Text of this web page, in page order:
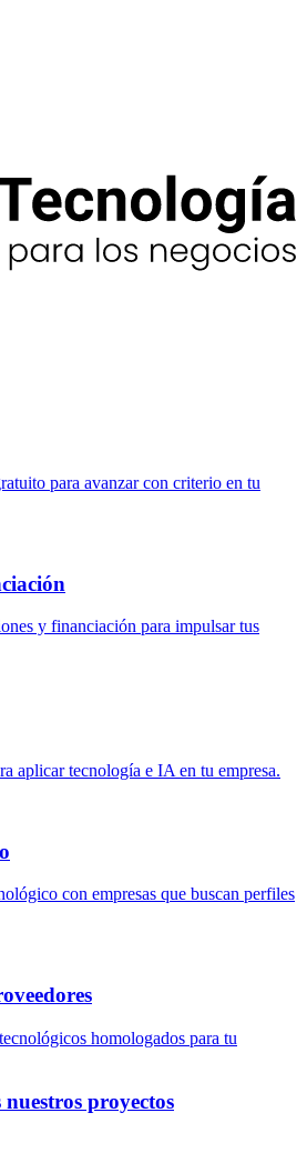
para avanzar con criterio en tu
y financiación para impulsar tus
aplicar tecnología e IA en tu empresa.
con empresas que buscan perfiles
homologados para tu
nuestros proyectos